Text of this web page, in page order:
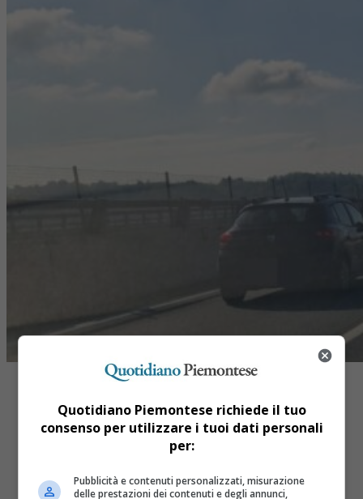
Tweet
Quotidiano Piemontese richiede il tuo
consenso per utilizzare i tuoi dati personali
per:
Pubblicità e contenuti personalizzati, misurazione
delle prestazioni dei contenuti e degli annunci,